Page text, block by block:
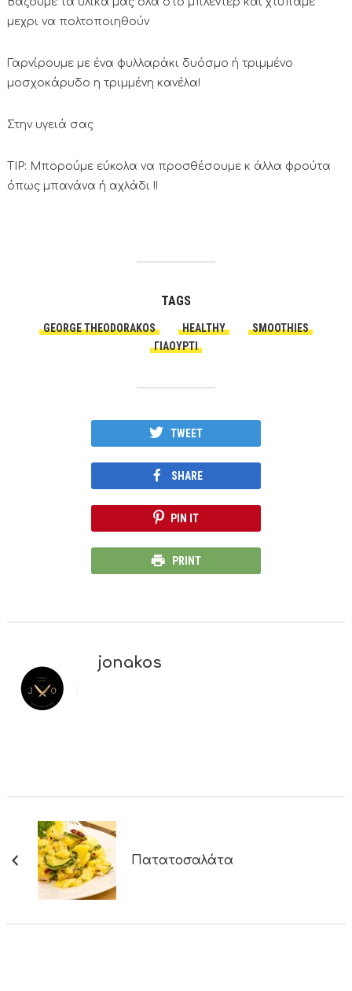
μεχρι να πολτοποιηθούν
Γαρνίρουμε με ένα φυλλαράκι δυόσμο ή τριμμένο
μοσχοκάρυδο η τριμμένη κανέλα!
Στην υγειά σας
ΤΙΡ: Μπορούμε εύκολα να προσθέσουμε κ άλλα φρούτα
όπως μπανάνα ή αχλάδι !!
TAGS
GEORGE THEODORAKOS HEALTHY
SMOOTHIES
ΓΙΑΟΎΡΤΙ
TWEET
SHARE
PIN IT
PRINT
jonakos
Πατατοσαλάτα